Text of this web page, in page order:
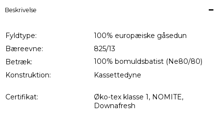
Beskrivelse
Fyldtype:
100% europæiske gåsedun
Bæreevne:
825/13
Betræk:
100% bomuldsbatist (Ne80/80)
Konstruktion:
Kassettedyne
Certifikat:
Øko-tex klasse 1, NOMITE,
Downafresh